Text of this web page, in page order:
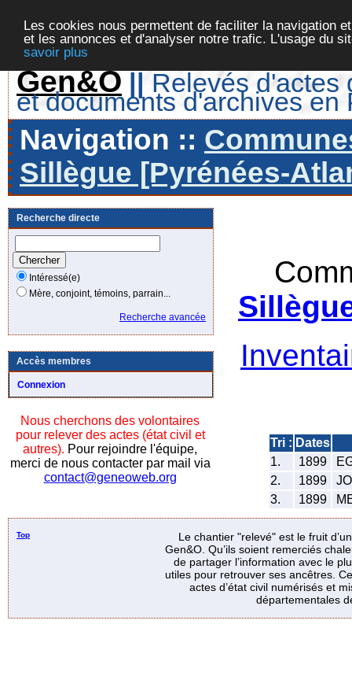
Les cookies nous permettent de faciliter la navigation
et les annonces et d'analyser notre trafic. L'usage du
savoir plus
Gen&O || Relevés d'actes
et documents d'archives en
Navigation ::
Sillègue [Pyrénées-
Recherche directe
Intéressé(e)
Mère, conjoint, témoins, parrain...
Recherche avancée
Accès membres
Connexion
Nous cherchons des volontaires
pour relever des actes (état civil et
autres). Pour rejoindre l'équipe,
merci de nous contacter par mail via
contact@geneoweb.org
Tri : Dates
1.
1899
2.
1899
3.
1899
Top
Le chantier "relevé" est le fruit
Gen&O. Qu’ils soient remerciés
de partager l’information avec le
utiles pour retrouver ses ancêtres.
actes d’état civil numérisés et
départementales